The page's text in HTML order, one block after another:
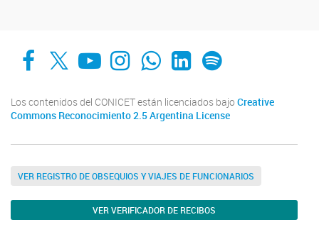
Facebook
X YouTube
Instagram
Whats AppLinkedIn
Spotify
Los contenidos del CONICET están licenciados bajo Creative
Commons Reconocimiento 2.5 Argentina License
VER REGISTRO DE OBSEQUIOS Y VIAJES DE FUNCIONARIOS
VER VERIFICADOR DE RECIBOS